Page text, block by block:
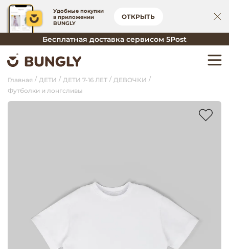
Удобные покупки
в приложении
BUNGLY
ОТКРЫТЬ
Бесплатная доставка сервисом 5Post
Главная ДЕТИ ДЕТИ 7-16 ЛЕТ
ДЕВОЧКИ
Футболки и лонгсливы